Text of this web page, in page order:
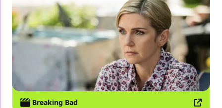
Breaking Bad